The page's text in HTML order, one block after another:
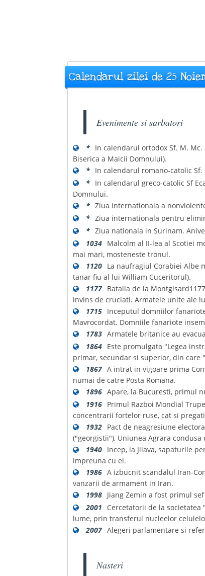
Calendarul zilei de 25
Evenimente si sarbatori
* In calendarul ortodox Sf. M.
Biserica a Maicii Domnului).
* In calendarul romano-catolic
* In calendarul greco-catolic Sf
Domnului.
* Ziua internationala a
* Ziua internationala pentru
* Ziua nationala in Surinam.
1034 Malcolm al II-lea al Scotiei
mai mari, mosteneste tronul.
1120 La naufragiul Corabiei Albe
tanar fiu al lui William Cuceritorul).
1177 Batalia de la
invins de cruciati. Armatele unite ale
1715 Inceputul domniilor
Mavrocordat. Domniile fanariote
1783 Armatele britanice au
1864 Este promulgata "Legea
primar, secundar si superior, din
1867 A intrat in vigoare prima
numai de catre Posta Romana.
1896 Apare, la Bucuresti, primul
1916 Primul Razboi Mondial
concentrarii fortelor ruse, cat si
1932 Pact de neagresiune
("georgistii"), Uniunea Agrara
1940 Incep, la Jilava, sapaturile
impreuna cu el.
1986 A izbucnit scandalul Iran-
vanzarii de armament in Iran.
1998 Jiang Zemin a fost primul
2001
Cercetatorii de la
lume, prin transferul nucleelor
2007 Alegeri parlamentare si
Nasteri